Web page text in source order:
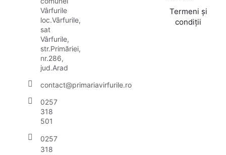
Vârfurile
loc.Vârfurile,
sat
Vârfurile,
str.Primăriei,
nr.286,
jud.Arad
contact@primariavirfurile.ro
0257
318
501
0257
318
Termeni și
condiții